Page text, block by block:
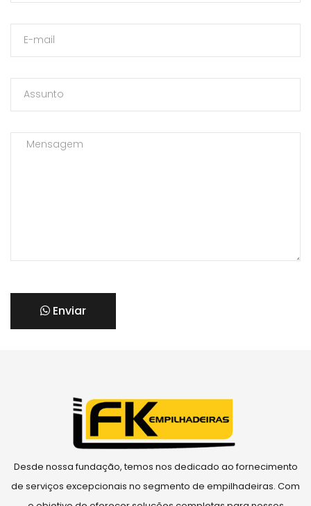
Enviar
Desde nossa fundação, temos nos dedicado ao fornecimento
de serviços excepcionais no segmento de empilhadeiras. Com